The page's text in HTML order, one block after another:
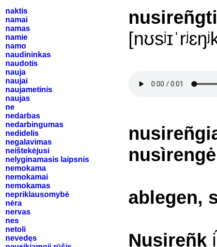
naktis
namai
namas
namie
namo
naudininkas
naudotis
nauja
naujai
naujametinis
naujas
ne
nedarbas
nedarbingumas
nedidelis
negalavimas
neištekėjusi
nelyginamasis laipsnis
nemokama
nemokamai
nemokamas
nepriklausomybė
nėra
nervas
nes
netoli
nevedęs
nusireñgti
nusìrengė
ablegen,
Nusireñk